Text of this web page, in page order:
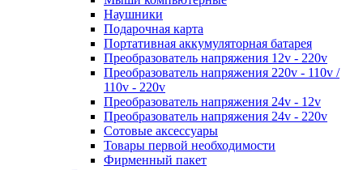
Наушники
Подарочная карта
Портативная аккумуляторная батарея
Преобразователь напряжения 12v - 220v
Преобразователь напряжения 220v - 110v /
110v - 220v
Преобразователь напряжения 24v - 12v
Преобразователь напряжения 24v - 220v
Сотовые аксессуары
Товары первой необходимости
Фирменный пакет